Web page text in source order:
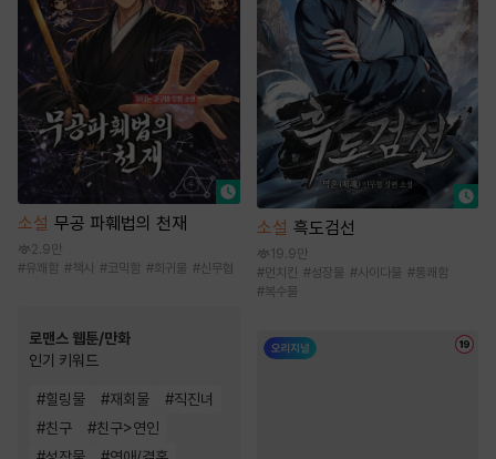
소설 무공 파훼법의 천재
2.9만
#유쾌함 # 책사 #코믹함 #회귀물 #신무협
로맨스 웹툰/만화
인기 키워드
#힐링물 #재회물 #직진녀
#친구 #친구>연인
소설 흑도검선
19.9만
#먼치킨 #성장물 #사이다물 #통쾌함
#복수물